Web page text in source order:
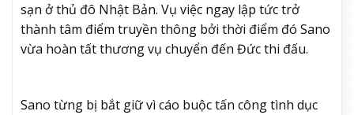
sạn ở thủ đô Nhật Bản. Vụ việc ngay lập tức trở
thành tâm điểm truyền thông bởi thời điểm đó Sano
vừa hoàn tất thương vụ chuyển đến Đức thi đấu.
Sano từng bị bắt giữ vì cáo buộc tấn công tình dục